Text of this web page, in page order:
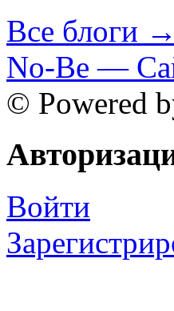
Все блоги →
No-Be —
© Powered
Войти